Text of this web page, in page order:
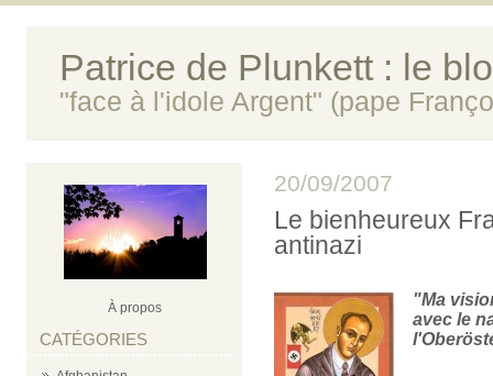
Patrice de Plunkett : le
"face à l'idole Argent" (pape
À propos
CATÉGORIES
20/09/2007
Le bienheureux
antinazi
"Ma
avec le